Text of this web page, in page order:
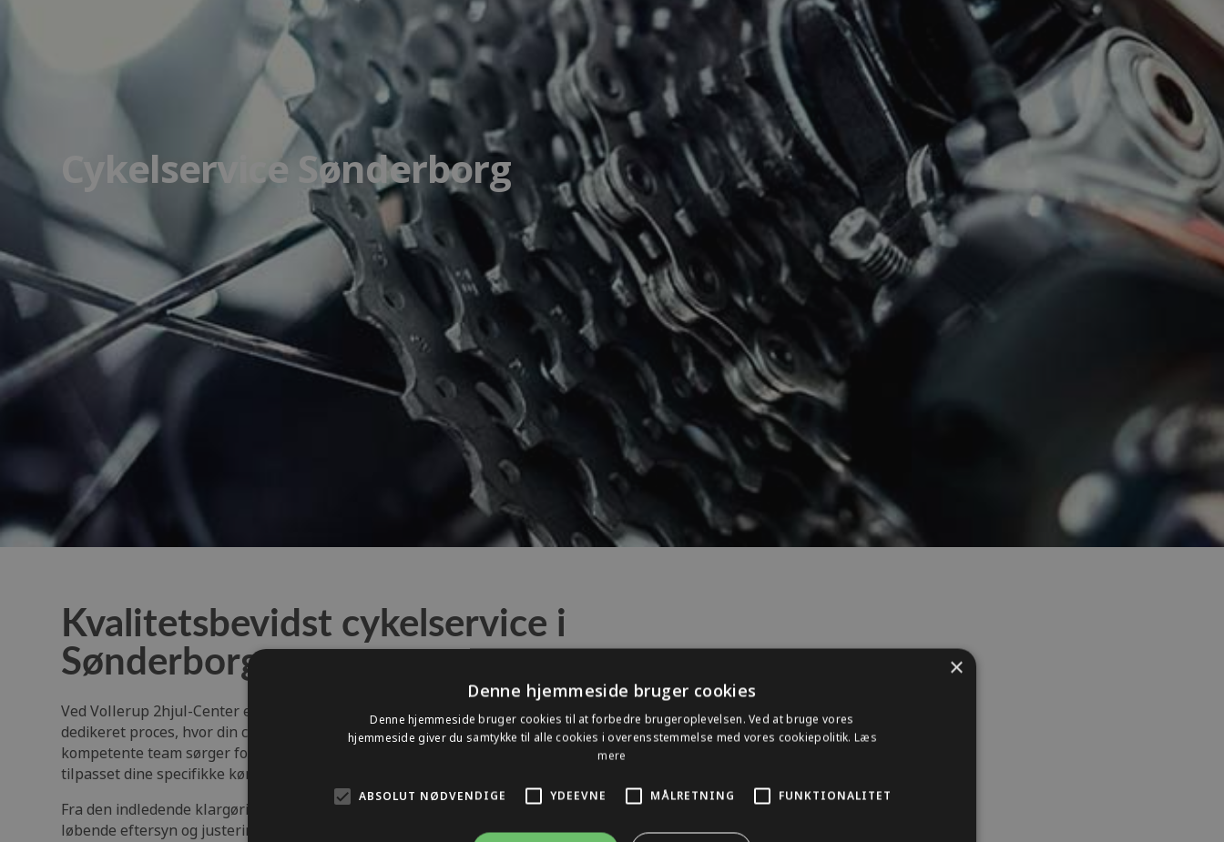
Cykelservice Sønderborg
Kvalitetsbevidst cykelservice i
Sønderborg
Ved Vollerup 2hjul-Center er cykelservice ikke blot en opgave – det er en
dedikeret proces, hvor din cykel er i ekspertens hænder fra start til slut. Vores
kompetente team sørger for, at din cykel ikke bare er klar til vejen, men også
tilpasset dine specifikke kørebehov.
Fra den indledende klargøring og gennemgang via en detaljeret check-liste til
løbende eftersyn og justeringer; hver enkelt komponent finjusteres for
×
Denne hjemmeside bruger cookies
Denne hjemmeside bruger cookies til at forbedre brugeroplevelsen. Ved at bruge vores
hjemmeside giver du samtykke til alle cookies i overensstemmelse med vores cookiepolitik. Læs
mere
ABSOLUT NØDVENDIGE YDEEVNE MÅLRETNING FUNKTIONALITET